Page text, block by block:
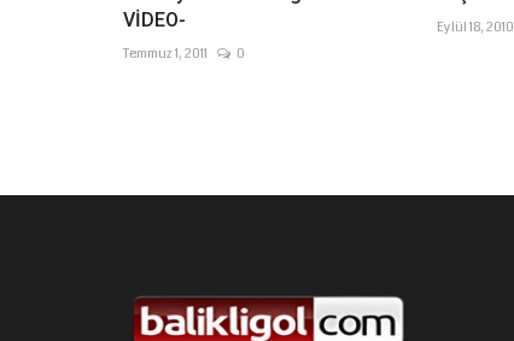
VİDEO-
Temmuz 1, 2011 0
Eylül 18, 2010